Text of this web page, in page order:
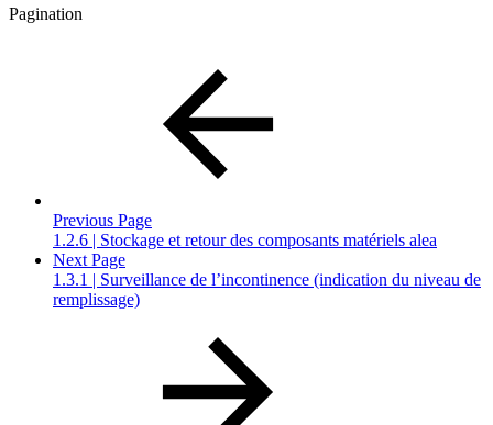
Pagination
Previous Page
1.2.6 | Stockage et retour des composants matériels alea
Next Page
1.3.1 | Surveillance de l’incontinence (indication du niveau de
remplissage)